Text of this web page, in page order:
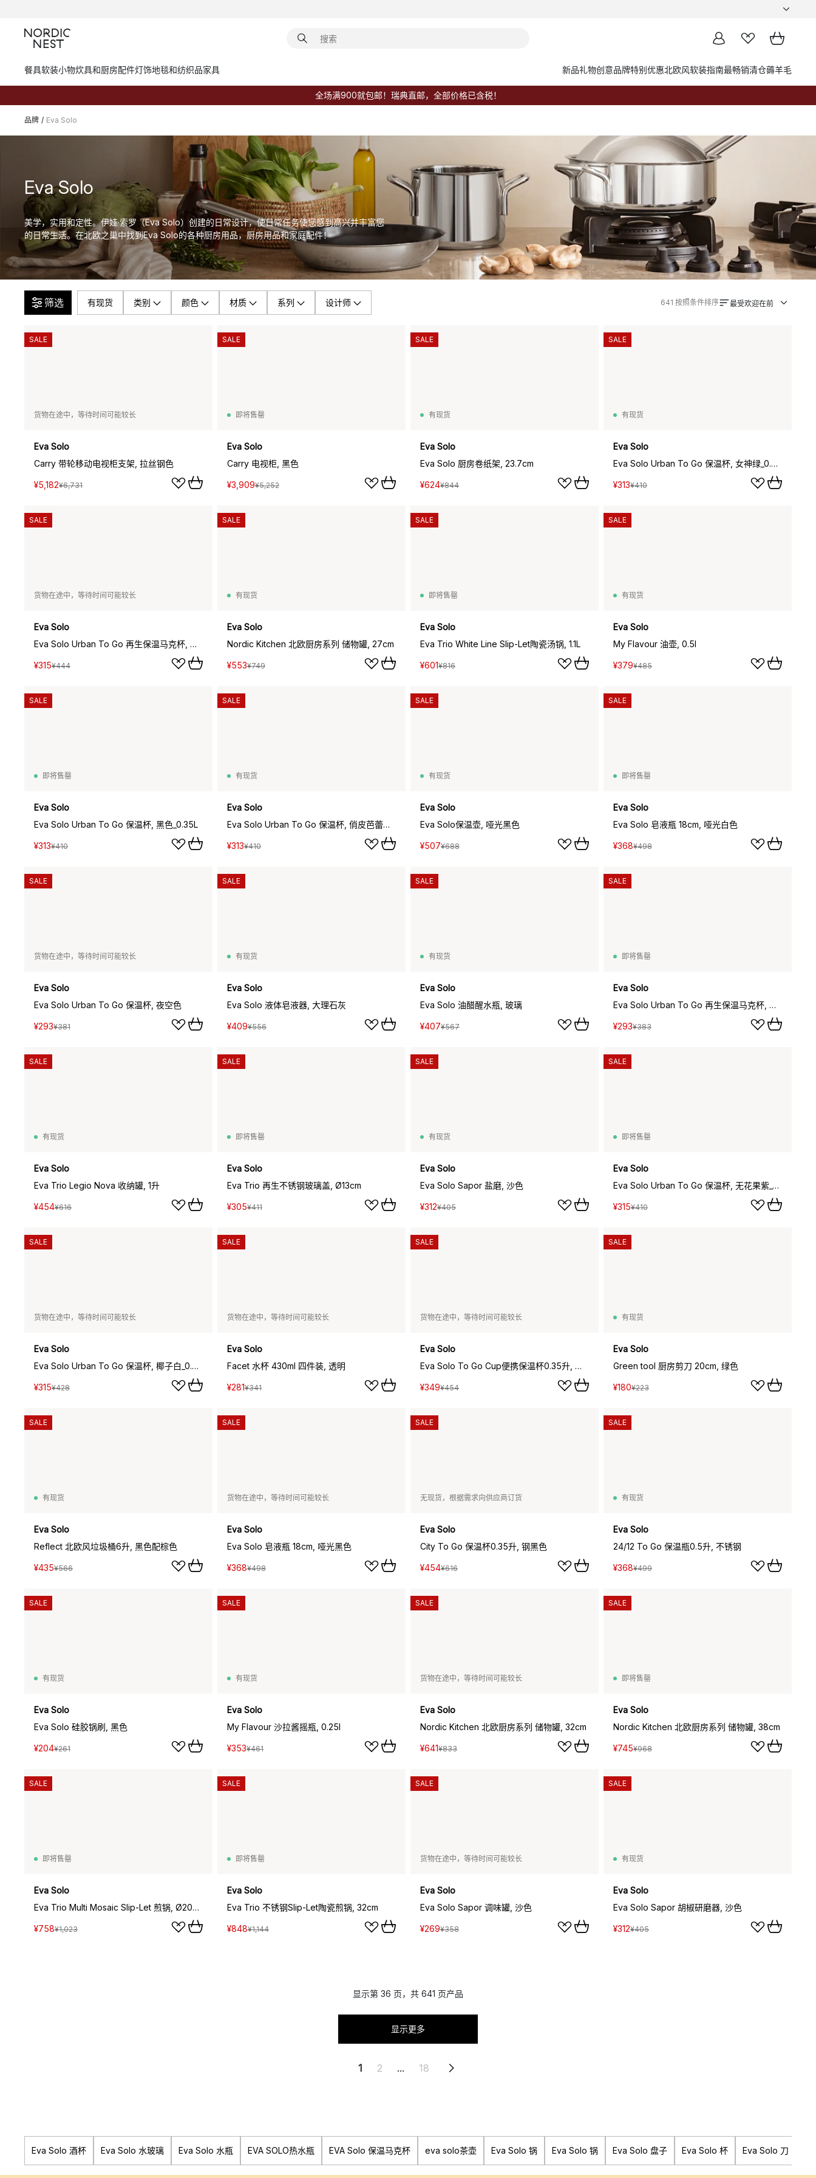
餐具软装小物炊具和厨房配件灯饰地毯和纺织品家具 新品礼物创意品牌特别优惠北欧风软装指南最畅销清仓薅羊毛
全场满900就包邮！瑞典直邮，全部价格已含税！
品牌 / Eva Solo
Eva Solo
美学，实用和定性。伊娃·索罗（Eva Solo）创建的日常设计，使日常任务使您感到高兴并丰富您
的日常生活。在北欧之巢中找到Eva Solo的各种厨房用品，厨房用品和家庭配件！
筛选 有现货 类别 颜色 材质 系列 设计师 641 按照条件排序 最受欢迎在前
货物在途中，等待时间可能较长
Eva Solo
Carry 带轮移动电视柜支架, 拉丝钢色
¥5,182¥6,731
SALE
即将售罄
Eva Solo
Carry 电视柜, 黑色
¥3,909¥5,252
SALE
有现货
Eva Solo
Eva Solo 厨房卷纸架, 23.7cm
¥624¥844
SALE
有现货
Eva Solo
Eva Solo Urban To Go 保温杯, 女神绿_0.35L
¥313¥410
SALE
货物在途中，等待时间可能较长
Eva Solo
Eva Solo Urban To Go 再生保温马克杯, 黑色
¥315¥444
SALE
有现货
Eva Solo
Nordic Kitchen 北欧厨房系列 储物罐, 27cm
¥553¥749
SALE
即将售罄
Eva Solo
Eva Trio White Line Slip-Let陶瓷汤锅, 1.1L
¥601¥816
SALE
有现货
Eva Solo
My Flavour 油壶, 0.5l
¥379¥485
SALE
即将售罄
Eva Solo
Eva Solo Urban To Go 保温杯, 黑色_0.35L
¥313¥410
SALE
有现货
Eva Solo
Eva Solo Urban To Go 保温杯, 俏皮芭蕾粉_0.35L
¥313¥410
SALE
有现货
Eva Solo
Eva Solo保温壶, 哑光黑色
¥507¥688
SALE
即将售罄
Eva Solo
Eva Solo 皂液瓶 18cm, 哑光白色
¥368¥498
SALE
货物在途中，等待时间可能较长
Eva Solo
Eva Solo Urban To Go 保温杯, 夜空色
¥293¥381
SALE
有现货
Eva Solo
Eva Solo 液体皂液器, 大理石灰
¥409¥556
SALE
有现货
Eva Solo
Eva Solo 油醋醒水瓶, 玻璃
¥407¥567
SALE
即将售罄
Eva Solo
Eva Solo Urban To Go 再生保温马克杯, 复古棕色
¥293¥383
SALE
有现货
Eva Solo
Eva Trio Legio Nova 收纳罐, 1升
¥454¥616
SALE
即将售罄
Eva Solo
Eva Trio 再生不锈钢玻璃盖, Ø13cm
¥305¥411
SALE
有现货
Eva Solo
Eva Solo Sapor 盐磨, 沙色
¥312¥405
SALE
即将售罄
Eva Solo
Eva Solo Urban To Go 保温杯, 无花果紫_0.35L
¥315¥410
SALE
货物在途中，等待时间可能较长
Eva Solo
Eva Solo Urban To Go 保温杯, 椰子白_0.35L
¥315¥428
SALE
货物在途中，等待时间可能较长
Eva Solo
Facet 水杯 430ml 四件装, 透明
¥281¥341
SALE
货物在途中，等待时间可能较长
Eva Solo
Eva Solo To Go Cup便携保温杯0.35升, 焦糖奶油色
¥349¥454
SALE
有现货
Eva Solo
Green tool 厨房剪刀 20cm, 绿色
¥180¥223
SALE
有现货
Eva Solo
Reflect 北欧风垃圾桶6升, 黑色配棕色
¥435¥566
SALE
货物在途中，等待时间可能较长
Eva Solo
Eva Solo 皂液瓶 18cm, 哑光黑色
¥368¥498
SALE
无现货，根据需求向供应商订货
Eva Solo
City To Go 保温杯0.35升, 钢黑色
¥454¥616
SALE
有现货
Eva Solo
24/12 To Go 保温瓶0.5升, 不锈钢
¥368¥499
SALE
有现货
Eva Solo
Eva Solo 硅胶锅刷, 黑色
¥204¥261
SALE
有现货
Eva Solo
My Flavour 沙拉酱摇瓶, 0.25l
¥353¥461
SALE
货物在途中，等待时间可能较长
Eva Solo
Nordic Kitchen 北欧厨房系列 储物罐, 32cm
¥641¥833
SALE
即将售罄
Eva Solo
Nordic Kitchen 北欧厨房系列 储物罐, 38cm
¥745¥968
SALE
即将售罄
Eva Solo
Eva Trio Multi Mosaic Slip-Let 煎锅, Ø20cm
¥758¥1,023
SALE
即将售罄
Eva Solo
Eva Trio 不锈钢Slip-Let陶瓷煎锅, 32cm
¥848¥1,144
SALE
货物在途中，等待时间可能较长
Eva Solo
Eva Solo Sapor 调味罐, 沙色
¥269¥358
SALE
有现货
Eva Solo
Eva Solo Sapor 胡椒研磨器, 沙色
¥312¥405
SALE
显示第 36 页，共 641 页产品
显示更多
1 2 ... 18
Eva Solo 酒杯 Eva Solo 水玻璃 Eva Solo 水瓶 EVA SOLO热水瓶 EVA Solo 保温马克杯 eva solo茶壶 Eva Solo 锅 Eva Solo 锅 Eva Solo 盘子 Eva Solo 杯 Eva Solo 刀